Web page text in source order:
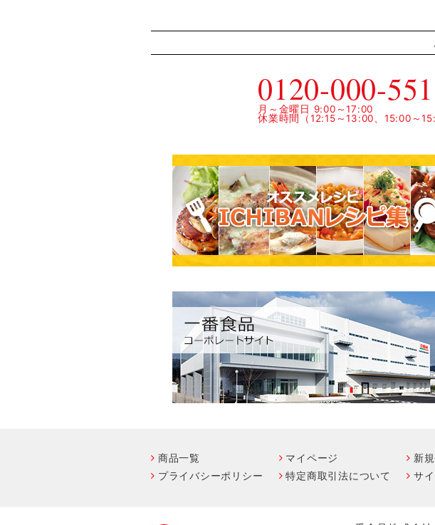
0120-000-551
月～金曜日 9:00～17:00
休業時間（12:15～13:00、15:00～
商品一覧 マイページ 新
プライバシーポリシー
特定商取引法について サ